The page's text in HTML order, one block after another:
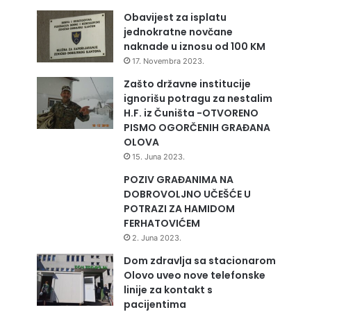
Obavijest za isplatu
jednokratne novčane
naknade u iznosu od 100 KM
17. Novembra 2023.
Zašto državne institucije
ignorišu potragu za nestalim
H.F. iz Čuništa -OTVORENO
PISMO OGORČENIH GRAĐANA
OLOVA
15. Juna 2023.
POZIV GRAĐANIMA NA
DOBROVOLJNO UČEŠĆE U
POTRAZI ZA HAMIDOM
FERHATOVIĆEM
2. Juna 2023.
Dom zdravlja sa stacionarom
Olovo uveo nove telefonske
linije za kontakt s
pacijentima